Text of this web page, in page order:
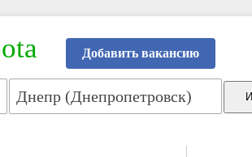
Добавить вакансию